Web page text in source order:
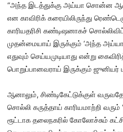
“அந்த இடத்துக்கு அய்யா சொன்ன
என காவிரிக் கரையிலிருந்து
காரியதரிசி கண்டிஷனாகச்
முதன்மையாய் இருக்கும் ‘அந்த
எதுவும் செய்யமுடியாது என்று
பொறுப்பானவராய் இருக்கும் ஜுனியர்
ஆனாலும், சிண்டிகேட்டுக்குள்
சொல்லி கருத்தாய் காரியமாற்றி
ரூட்டாக தலைநகரில் கோலோச்சும்